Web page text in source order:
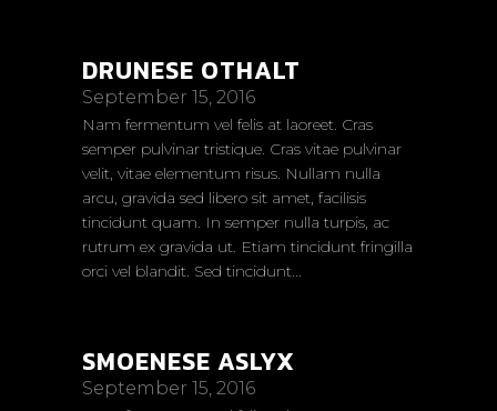
DRUNESE OTHALT
September 15, 2016
Nam fermentum vel felis at laoreet. Cras
semper pulvinar tristique. Cras vitae pulvinar
velit, vitae elementum risus. Nullam nulla
arcu, gravida sed libero sit amet, facilisis
tincidunt quam. In semper nulla turpis, ac
rutrum ex gravida ut. Etiam tincidunt fringilla
orci vel blandit. Sed tincidunt...
SMOENESE ASLYX
September 15, 2016